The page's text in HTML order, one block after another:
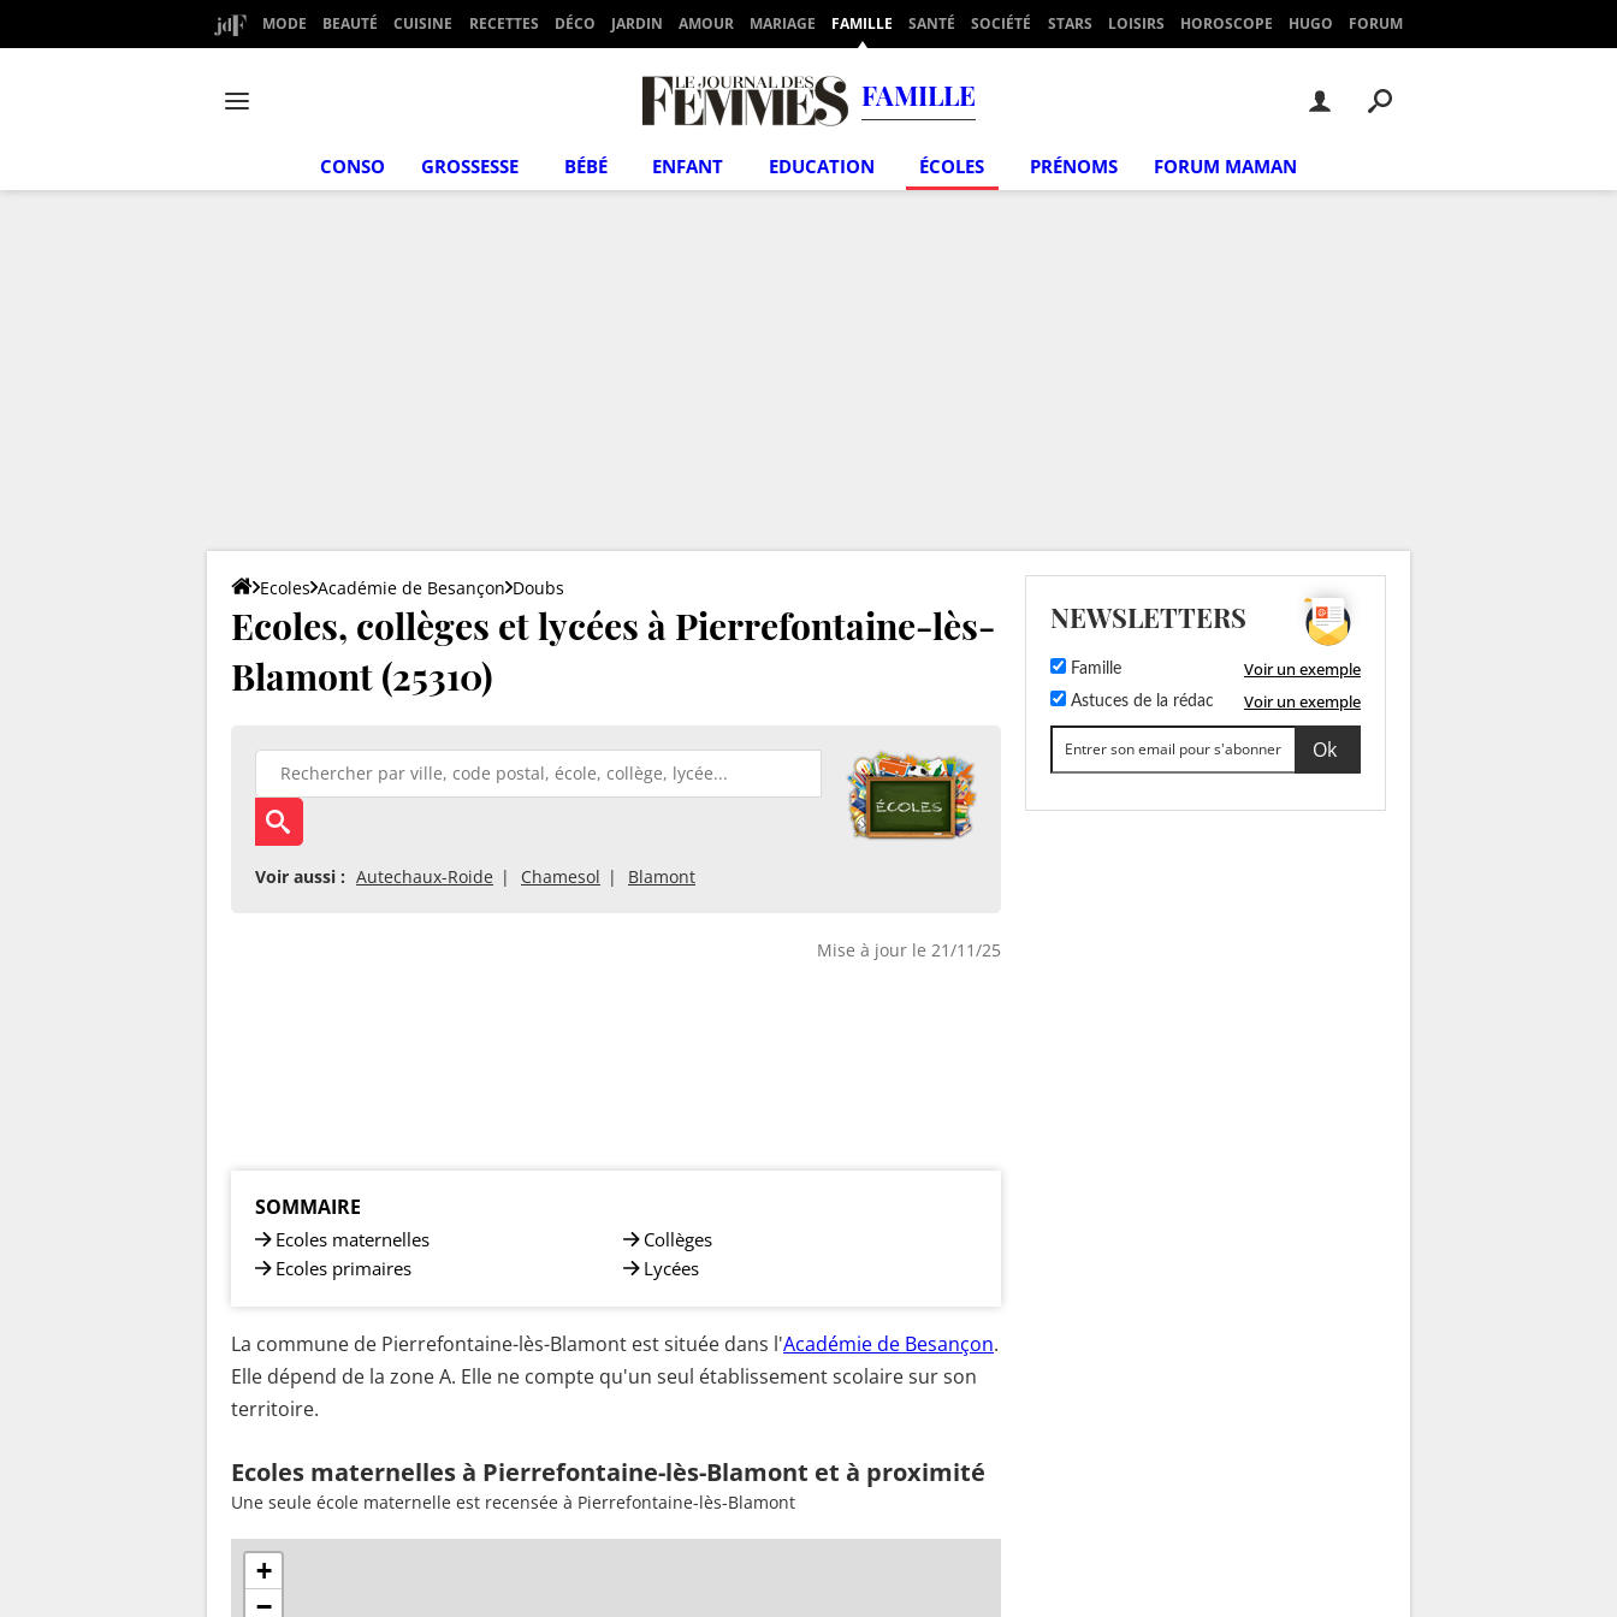
MODE BEAUTÉ CUISINE RECETTES DÉCO JARDIN AMOUR MARIAGE FAMILLE SANTÉ SOCIÉTÉ STARS LOISIRS HOROSCOPE HUGO FORUM
FAMILLE
CONSO GROSSESSE BÉBÉ ENFANT EDUCATION ÉCOLES PRÉNOMS FORUM MAMAN
Ecoles Académie de Besançon Doubs
Ecoles, collèges et lycées à Pierrefontaine-lès-
Blamont (25310)
Voir aussi : Autechaux-Roide Chamesol Blamont
Mise à jour le 21/11/25
SOMMAIRE
Ecoles maternelles
Ecoles primaires
Collèges
Lycées
La commune de Pierrefontaine-lès-Blamont est située dans l'Académie de Besançon.
Elle dépend de la zone A. Elle ne compte qu'un seul établissement scolaire sur son
territoire.
Ecoles maternelles à Pierrefontaine-lès-Blamont et à proximité
Une seule école maternelle est recensée à Pierrefontaine-lès-Blamont
+
−
NEWSLETTERS
Famille Voir un exemple
Astuces de la rédac Voir un exemple